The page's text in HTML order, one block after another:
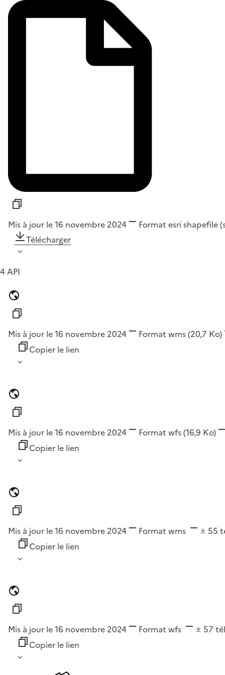
Mis à jour le 16 novembre 2024 Format esri shapefile
Télécharger
4 API
Mis à jour le 16 novembre 2024 Format wms(20,7 Ko)
Copier le lien
Mis à jour le 16 novembre 2024 Format wfs(16,9 Ko)
Copier le lien
Mis à jour le 16 novembre 2024 Format wms 55
Copier le lien
Mis à jour le 16 novembre 2024 Format wfs 57
Copier le lien